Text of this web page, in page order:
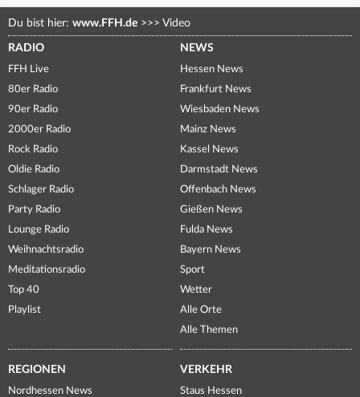
Du bist hier: www.FFH.de >>> Video
RADIO
FFH Live
80er Radio
90er Radio
2000er Radio
Rock Radio
Oldie Radio
Schlager Radio
Party Radio
Lounge Radio
Weihnachtsradio
Meditationsradio
Top 40
Playlist
NEWS
Hessen News
Frankfurt News
Wiesbaden News
Mainz News
Kassel News
Darmstadt News
Offenbach News
Gießen News
Fulda News
Bayern News
Sport
Wetter
Alle Orte
Alle Themen
REGIONEN
Nordhessen News
VERKEHR
Staus Hessen